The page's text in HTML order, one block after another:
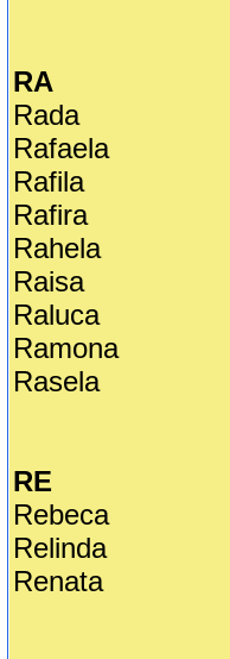
RA
Rada
Rafaela
Rafila
Rafira
Rahela
Raisa
Raluca
Ramona
Rasela
RE
Rebeca
Relinda
Renata